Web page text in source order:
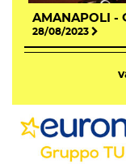
AMANAPOLI -
28/08/2023